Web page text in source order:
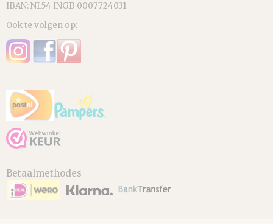
IBAN: NL54 INGB 0007724031
Ook te volgen op:
Betaalmethodes